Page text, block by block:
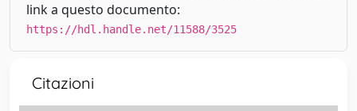
link a questo documento:
https://hdl.handle.net/11588/3525
Citazioni